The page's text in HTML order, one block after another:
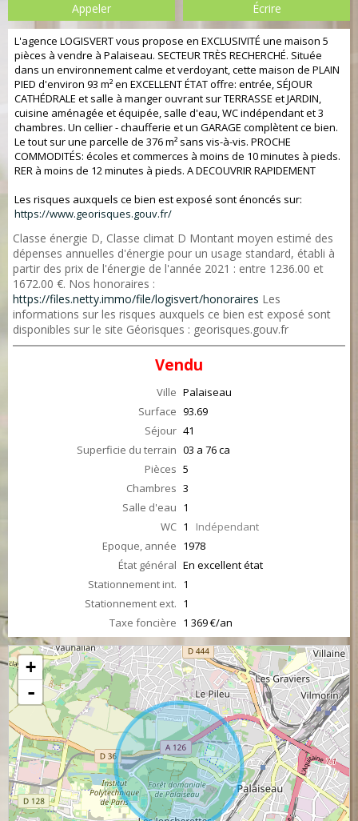
Appeler Écrire
L'agence LOGISVERT vous propose en EXCLUSIVITÉ une maison 5
pièces à vendre à Palaiseau. SECTEUR TRÈS RECHERCHÉ. Située
dans un environnement calme et verdoyant, cette maison de PLAIN
PIED d'environ 93 m² en EXCELLENT ÉTAT offre: entrée, SÉJOUR
CATHÉDRALE et salle à manger ouvrant sur TERRASSE et JARDIN,
cuisine aménagée et équipée, salle d'eau, WC indépendant et 3
chambres. Un cellier - chaufferie et un GARAGE complètent ce bien.
Le tout sur une parcelle de 376 m² sans vis-à-vis. PROCHE
COMMODITÉS: écoles et commerces à moins de 10 minutes à pieds.
RER à moins de 12 minutes à pieds. A DECOUVRIR RAPIDEMENT
Les risques auxquels ce bien est exposé sont énoncés sur:
https://www.georisques.gouv.fr/
Classe énergie D, Classe climat D Montant moyen estimé des
dépenses annuelles d'énergie pour un usage standard, établi à
partir des prix de l'énergie de l'année 2021 : entre 1236.00 et
1672.00 €. Nos honoraires :
https://files.netty.immo/file/logisvert/honoraires Les
informations sur les risques auxquels ce bien est exposé sont
disponibles sur le site Géorisques : georisques.gouv.fr
Vendu
Ville Palaiseau
Surface 93.69
Séjour 41
Superficie du terrain 03 a 76 ca
Pièces 5
Chambres 3
Salle d'eau 1
WC 1 Indépendant
Epoque, année 1978
État général En excellent état
Stationnement int. 1
Stationnement ext. 1
Taxe foncière 1 369 €/an
+
-